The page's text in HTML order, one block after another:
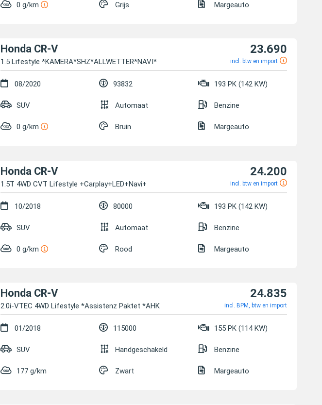
0 g/km Grijs Margeauto
Honda CR-V
1.5 Lifestyle *KAMERA*SHZ*ALLWETTER*NAVI*
23.690
incl. btw en import
08/2020 93832 193 PK (142 KW)
SUV Automaat Benzine
0 g/km Bruin Margeauto
Honda CR-V
1.5T 4WD CVT Lifestyle +Carplay+LED+Navi+
24.200
incl. btw en import
10/2018 80000 193 PK (142 KW)
SUV Automaat Benzine
0 g/km Rood Margeauto
Honda CR-V
2.0i-VTEC 4WD Lifestyle *Assistenz Paktet *AHK
24.835
incl. BPM, btw en import
01/2018 115000 155 PK (114 KW)
SUV Handgeschakeld Benzine
177 g/km Zwart Margeauto